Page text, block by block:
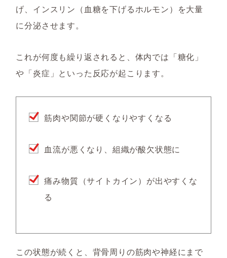
げ、 インスリン（血糖を下げるホルモン）を大量
に分泌させます。
これが何度も繰り返されると、体内では「糖化」
や「炎症」といった反応が起こります。
筋肉や関節が硬くなりやすくなる
血流が悪くなり、組織が酸欠状態に
痛み物質（サイトカイン）が出やすくな
る
この状態が続くと、背骨周りの筋肉や神経にまで